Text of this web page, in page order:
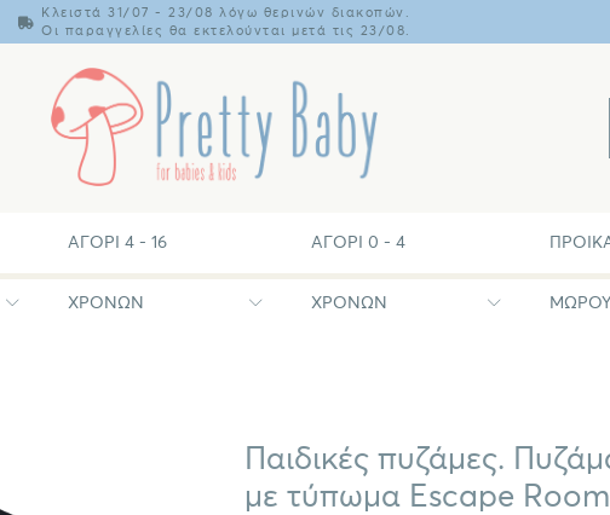
Κλειστά 31/07 - 23/08 λόγω θερινών διακοπών.
Οι παραγγελίες θα εκτελούνται μετά τις 23/08.
ΑΓΌΡΙ 4 - 16
ΧΡΟΝΏΝ
ΑΓΌΡΙ 0 - 4
ΧΡΟΝΏΝ ΜΩΡΟΥ
Παιδικές πυζάμες.
με τύπωμα Escape